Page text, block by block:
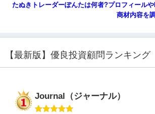
たぬきトレーダーぽんたは何者?プロフィールや
商材内容を
【最新版】優良投資顧問ランキング
Journal（ジャーナル）